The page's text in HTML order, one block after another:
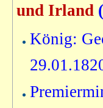
und Irland (
König: